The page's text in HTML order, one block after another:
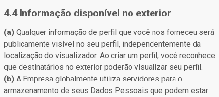
4.4 Informação disponível no exterior
(a) Qualquer informação de perfil que você nos forneceu será
publicamente visível no seu perfil, independentemente da
localização do visualizador. Ao criar um perfil, você reconhece
que destinatários no exterior poderão visualizar seu perfil.
(b) A Empresa globalmente utiliza servidores para o
armazenamento de seus Dados Pessoais que podem estar